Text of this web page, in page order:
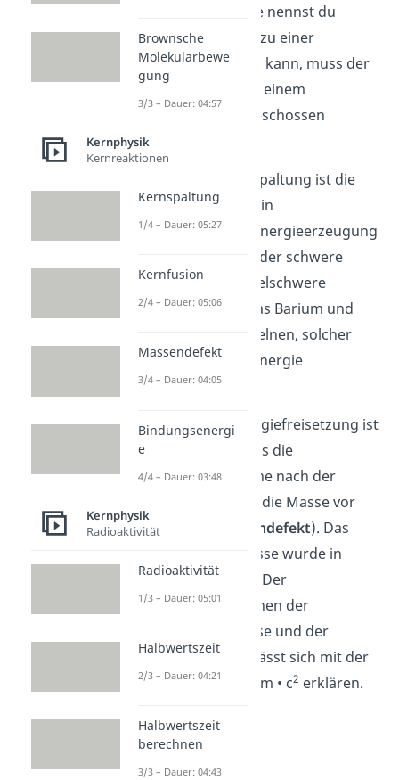
freigesetzt. Die Energie nennst du
Kernenergie. Damit es zu einer
Kernspaltung kommen kann, muss der
schwere Atomkern mit einem
langsamen Neutron beschossen
werden.
Die bekannteste Kernspaltung ist die
von Uran-235. Sie wird in
Kernkraftwerken
zur Energieerzeugung
genutzt. Dabei zerfällt der schwere
Uran-Kern in zwei mittelschwere
Atomkerne. Oft sind das Barium und
Krypton. Bei jeder einzelnen, solcher
Spaltreaktionen wird Energie
abgegeben.
Der Grund für die Energiefreisetzung ist
dabei die Tatsache, dass die
Gesamtmasse der Kerne nach der
Spaltung kleiner ist als die Masse vor
der Spaltung (=
Massendefekt). Das
heißt, die fehlende Masse wurde in
Energie umgewandelt. Der
Zusammenhang zwischen der
Verringerung der Masse und der
freigesetzten Energie lässt sich mit der
berühmten Formel E = m • c2 erklären.
Brownsche
Molekularbewe
gung
3/3 – Dauer: 04:57
Kernphysik
Kernreaktionen
Kernspaltung
1/4 – Dauer: 05:27
Kernfusion
2/4 – Dauer: 05:06
Massendefekt
3/4 – Dauer: 04:05
Bindungsenergi
e
4/4 – Dauer: 03:48
Kernphysik
Radioaktivität
Radioaktivität
1/3 – Dauer: 05:01
Halbwertszeit
2/3 – Dauer: 04:21
Halbwertszeit
berechnen
3/3 – Dauer: 04:43